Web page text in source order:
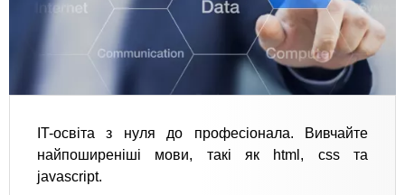
IT-освіта з нуля до професіонала. Вивчайте
найпоширеніші мови, такі як html, css та
javascript.